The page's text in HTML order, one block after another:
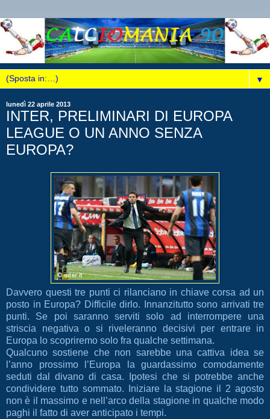
▼
lunedì 22 aprile 2013
INTER, PRELIMINARI DI EUROPA
LEAGUE O UN ANNO SENZA
EUROPA?
Davvero questi tre punti ci rilanciano in chiave corsa ad un
posto in Europa? Difficile dirlo. Innanzitutto sono arrivati tre
punti. Se poi saranno serviti solo ad interrompere una
striscia negativa o si riveleranno decisivi per entrare in
Europa lo scopriremo solo fra qualche settimana.
Qualcuno sostiene che non sarebbe una cattiva idea se
l’anno prossimo l’Europa la guardassimo comodamente
seduti dal divano di casa. Ipotesi che si potrebbe anche
condividere tutto sommato. Iniziare la stagione il 2 agosto
non è il massimo e nell’arco della stagione in qualche modo
paghi il fatto di aver anticipato i tempi.